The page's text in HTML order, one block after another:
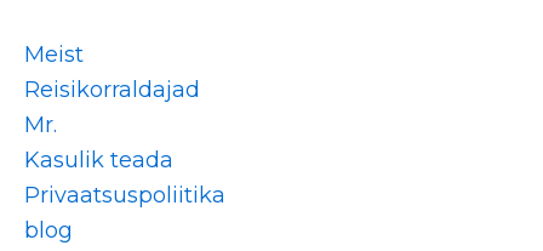
Meist
Reisikorraldajad
Mr.
Kasulik teada
Privaatsuspoliitika
blog